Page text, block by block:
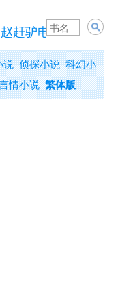
赵赶驴电梯奇遇记
说 侦探小说 科幻小
情小说 繁体版